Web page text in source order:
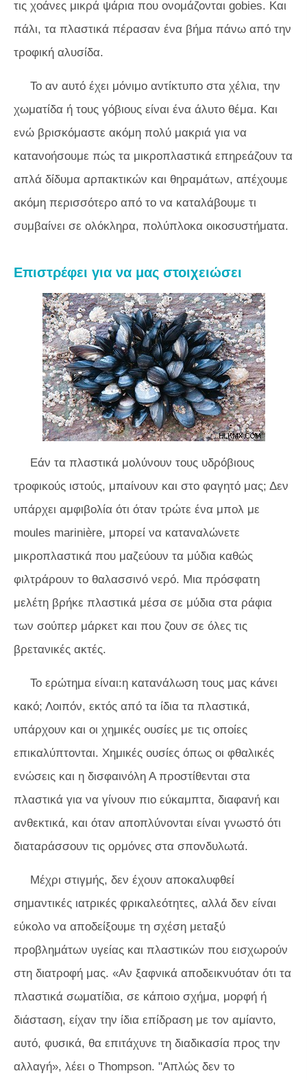
τις χοάνες μικρά ψάρια που ονομάζονται gobies. Και
πάλι, τα πλαστικά πέρασαν ένα βήμα πάνω από την
τροφική αλυσίδα.
Το αν αυτό έχει μόνιμο αντίκτυπο στα χέλια, την
χωματίδα ή τους γόβιους είναι ένα άλυτο θέμα. Και
ενώ βρισκόμαστε ακόμη πολύ μακριά για να
κατανοήσουμε πώς τα μικροπλαστικά επηρεάζουν τα
απλά δίδυμα αρπακτικών και θηραμάτων, απέχουμε
ακόμη περισσότερο από το να καταλάβουμε τι
συμβαίνει σε ολόκληρα, πολύπλοκα οικοσυστήματα.
Επιστρέφει για να μας στοιχειώσει
Εάν τα πλαστικά μολύνουν τους υδρόβιους
τροφικούς ιστούς, μπαίνουν και στο φαγητό μας; Δεν
υπάρχει αμφιβολία ότι όταν τρώτε ένα μπολ με
moules marinière, μπορεί να καταναλώνετε
μικροπλαστικά που μαζεύουν τα μύδια καθώς
φιλτράρουν το θαλασσινό νερό. Μια πρόσφατη
μελέτη βρήκε πλαστικά μέσα σε μύδια στα ράφια
των σούπερ μάρκετ και που ζουν σε όλες τις
βρετανικές ακτές.
Το ερώτημα είναι:η κατανάλωση τους μας κάνει
κακό; Λοιπόν, εκτός από τα ίδια τα πλαστικά,
υπάρχουν και οι χημικές ουσίες με τις οποίες
επικαλύπτονται. Χημικές ουσίες όπως οι φθαλικές
ενώσεις και η δισφαινόλη Α προστίθενται στα
πλαστικά για να γίνουν πιο εύκαμπτα, διαφανή και
ανθεκτικά, και όταν αποπλύνονται είναι γνωστό ότι
διαταράσσουν τις ορμόνες στα σπονδυλωτά.
Μέχρι στιγμής, δεν έχουν αποκαλυφθεί
σημαντικές ιατρικές φρικαλεότητες, αλλά δεν είναι
εύκολο να αποδείξουμε τη σχέση μεταξύ
προβλημάτων υγείας και πλαστικών που εισχωρούν
στη διατροφή μας. «Αν ξαφνικά αποδεικνυόταν ότι τα
πλαστικά σωματίδια, σε κάποιο σχήμα, μορφή ή
διάσταση, είχαν την ίδια επίδραση με τον αμίαντο,
αυτό, φυσικά, θα επιτάχυνε τη διαδικασία προς την
αλλαγή», λέει ο Thompson. "Απλώς δεν το